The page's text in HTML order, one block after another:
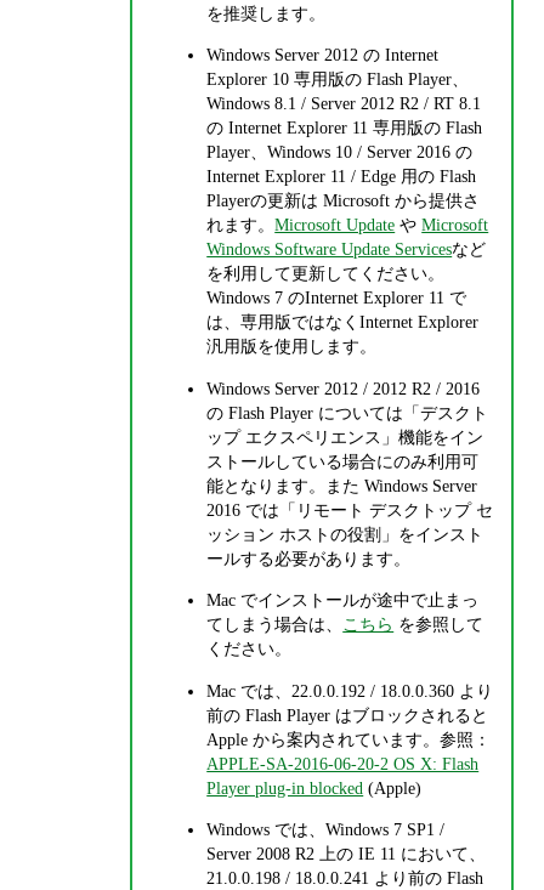
を推奨します。
Windows Server 2012 の Internet
Explorer 10 専用版の Flash Player、
Windows 8.1 / Server 2012 R2 / RT 8.1
の Internet Explorer 11 専用版の Flash
Player、Windows 10 / Server 2016 の
Internet Explorer 11 / Edge 用の Flash
Playerの更新は Microsoft から提供さ
れます。Microsoft Update やMicrosoft
Windows Software Update Servicesなど
を利用して更新してください。
Windows 7 のInternet Explorer 11 で
は、専用版ではなくInternet Explorer
汎用版を使用します。
Windows Server 2012 / 2012 R2 / 2016
の Flash Player については「デスクト
ップ エクスペリエンス」機能をイン
ストールしている場合にのみ利用可
能となります。また Windows Server
2016 では「リモート デスクトップ セ
ッション ホストの役割」をインスト
ールする必要があります。
Mac でインストールが途中で止まっ
てしまう場合は、
こちら を参照して
ください。
Mac では、22.0.0.192 / 18.0.0.360 より
前の Flash Player はブロックされると
Apple から案内されています。参照：
APPLE-SA-2016-06-20-2 OS X: Flash
Player plug-in blocked (Apple)
Windows では、Windows 7 SP1 /
Server 2008 R2 上の IE 11 において、
21.0.0.198 / 18.0.0.241 より前の Flash